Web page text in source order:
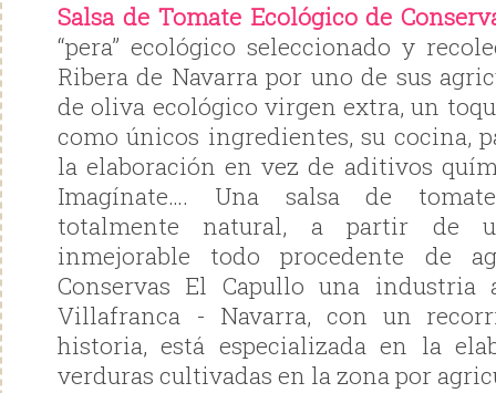
Salsa de Tomate Ecológico de
“pera” ecológico seleccionado y
Ribera de Navarra por uno de sus
de oliva ecológico virgen extra, un
como únicos ingredientes, su cocina,
la elaboración en vez de aditivos
Imagínate…. Una salsa de
totalmente natural, a partir de
inmejorable todo procedente de
Conservas El Capullo una industria
Villafranca - Navarra, con un
historia, está especializada en la
verduras cultivadas en la zona por